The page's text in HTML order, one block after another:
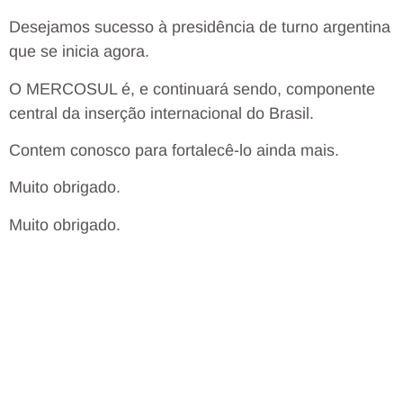
Desejamos sucesso à presidência de turno argentina
que se inicia agora.
O MERCOSUL é, e continuará sendo, componente
central da inserção internacional do Brasil.
Contem conosco para fortalecê-lo ainda mais.
Muito obrigado.
Muito obrigado.